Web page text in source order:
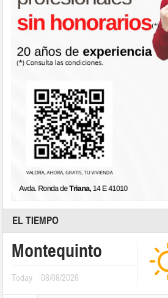
EL TIEMPO
Montequinto
Today 08/08/2026